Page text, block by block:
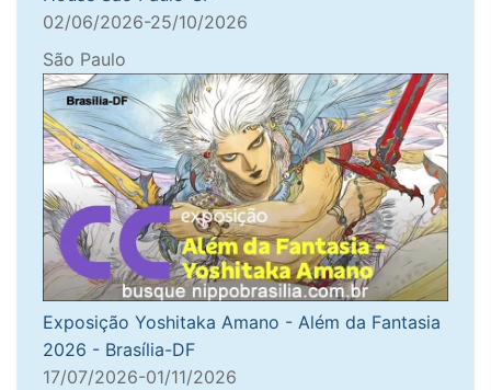
02/06/2026-25/10/2026
São Paulo
Exposição Yoshitaka Amano - Além da Fantasia
2026 - Brasília-DF
17/07/2026-01/11/2026